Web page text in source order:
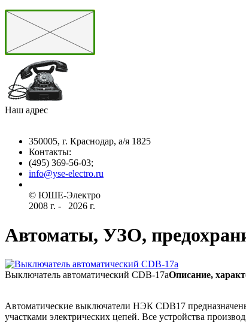
Наш адрес
350005, г. Краснодар, а/я 1825
Контакты: ­
(495) 369-56-03;
info@yse-electro.ru­
© ЮШЕ-Эл­ектро ­
2008 г­. - ­ ­­­­­
2026 г.
Автоматы, УЗО,
Выключатель автоматический CDB-17aОписание,
Автоматические выключатели НЭК CDB17
участками электрических цепей. Все устройства